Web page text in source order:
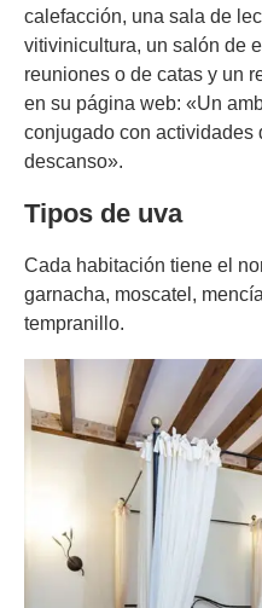
calefacción, una sala de
vitivinicultura, un salón de
reuniones o de catas y un
en su página web: «Un
conjugado con actividades
descanso».
Tipos de uva
Cada habitación tiene el
garnacha, moscatel,
tempranillo.